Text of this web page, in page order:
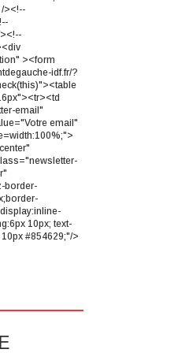
><!--
><form
idf.fr/?
email"
email"
border-
10px; text-
#854629;"/>